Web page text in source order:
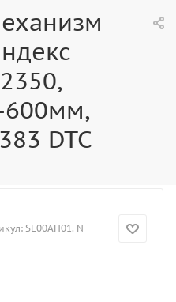
600мм,
DTC
SE00AH01. N